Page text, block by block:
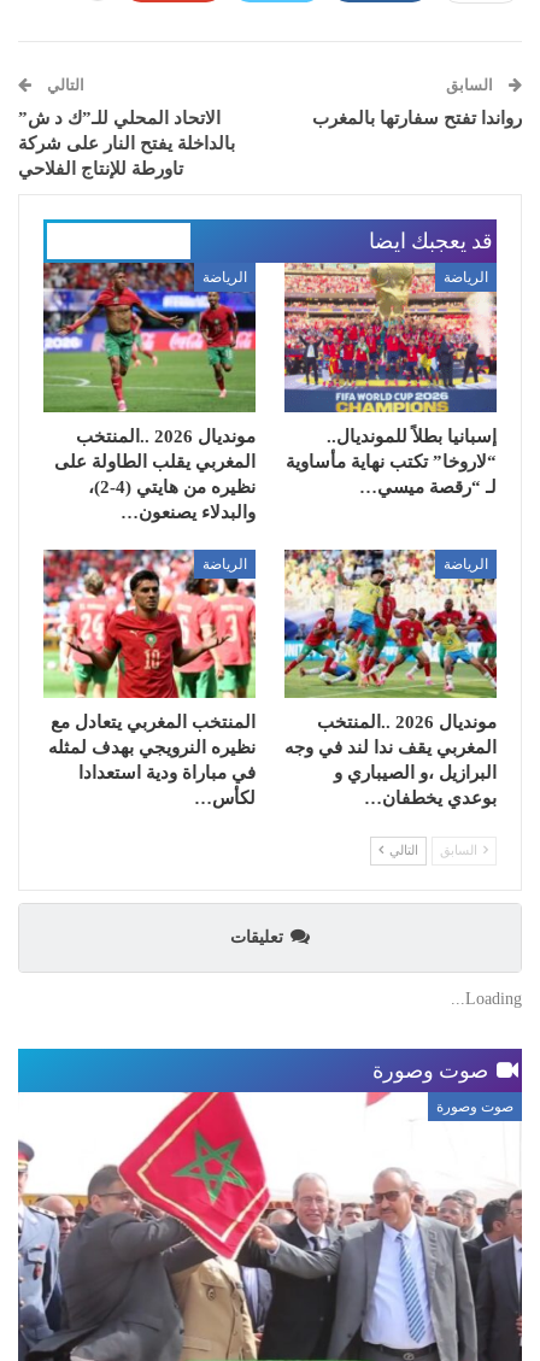
السابق
رواندا تفتح سفارتها بالمغرب
التالي
الاتحاد المحلي للـ”ك د ش”
بالداخلة يفتح النار على شركة
تاورطة للإنتاج الفلاحي
قد يعجبك ايضا
الرياضة
إسبانيا بطلاً للمونديال..
“لاروخا” تكتب نهاية مأساوية
لـ “رقصة ميسي…
الرياضة
مونديال 2026 ..المنتخب
المغربي يقلب الطاولة على
نظيره من هايتي (4-2)،
والبدلاء يصنعون…
الرياضة
مونديال 2026 ..المنتخب
المغربي يقف ندا لند في وجه
البرازيل ،و الصيباري و
بوعدي يخطفان…
الرياضة
المنتخب المغربي يتعادل مع
نظيره النرويجي بهدف لمثله
في مباراة ودية استعدادا
لكأس…
السابق التالي
تعليقات
Loading...
صوت وصورة
صوت وصورة